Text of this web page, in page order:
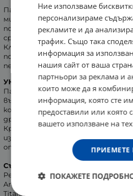
Пастата за зъби Aquafresh
микроскопични избелващи перли,
почистват и избелват зъбите.
срещу образуването на плака за
Клинично е доказано, че пастата
поддържането на по-бели и
период от време.
УКАЗАНИЯ:Четкайте зъбите си
Пастата не е подходяща за деца
възраст. Ако приемате флуорид
консултирайте се с вашия
дразнене, преустановете
Краищата на тази картонена
използвайте, ако краищата на
отворени.
Състав:
Pentasodium Triphosphate, PEG-6,
Aroma, Alumina, Xanthan Gum,
Titanium Dioxide, Chondrus Crispus
Ние използваме
персонализираме
рекламите и да
трафик. Също така
информация за
нашия сайт от ваша
партньори за реклама и
които може да я
информация, която сте им
предоставили или която
вашето използване на
ПРИЕМЕТЕ
ПОКАЖЕТЕ